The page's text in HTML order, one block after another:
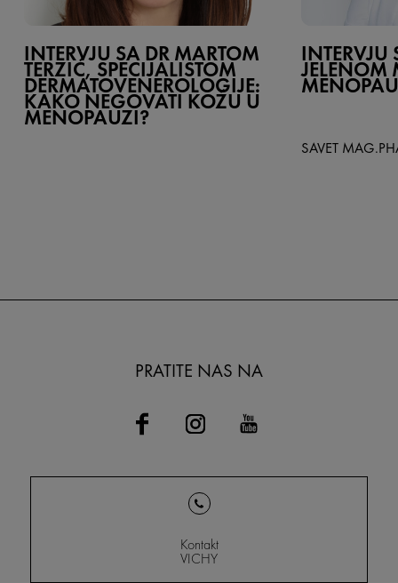
INTERVJU SA DR MARTOM
TERZIĆ, SPECIJALISTOM
DERMATOVENEROLOGIJE:
KAKO NEGOVATI KOŽU U
MENOPAUZI?
JELENOM
SAVET
PRATITE NAS NA
Kontakt
VICHY